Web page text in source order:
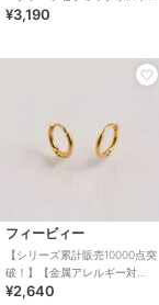
ピアス
¥3,190
フィービィー
【シリーズ累計販売10000点突
破！】【金属アレルギー対
応】ミニフープピアス サー
¥2,640